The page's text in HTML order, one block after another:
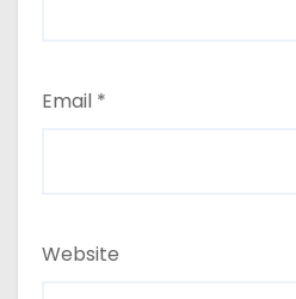
Email *
Website